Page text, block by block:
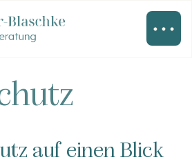
auf einen Blick